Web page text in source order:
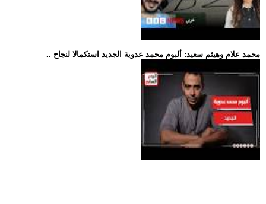
.. محمد علام وهيثم سعيد: ألبوم محمد عدوية الجديد استكمالا لنجاح